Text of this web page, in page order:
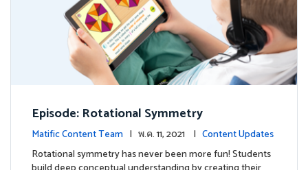
Episode: Rotational Symmetry
Matific Content Team | พ.ค. 11, 2021 | Content Updates
Rotational symmetry has never been more fun! Students